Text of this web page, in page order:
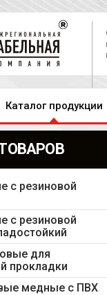
Каталог продукции
с резиновой
с резиновой
для
прокладки
медные с ПВХ